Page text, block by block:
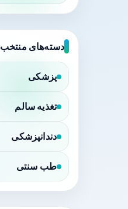
دسته‌های منتخب
پزشکی
تغذیه سالم
دندانپزشکی
طب سنتی